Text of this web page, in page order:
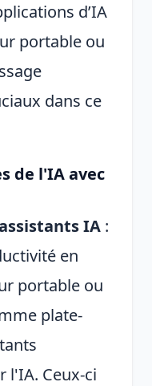
d’IA
portable ou
dans ce
de l'IA avec
IA :
en
portable ou
plate-
l'IA. Ceux-ci